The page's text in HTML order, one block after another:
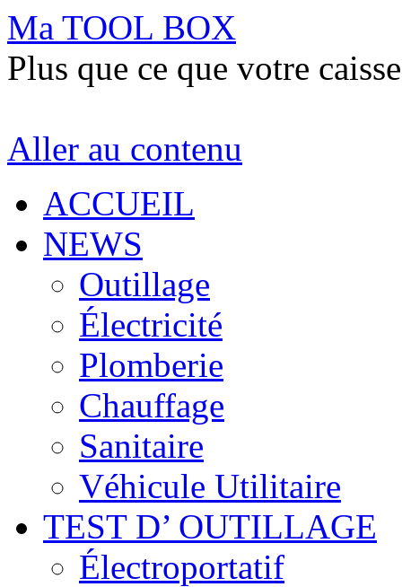
Ma TOOL BOX
Plus que ce que votre
Aller au contenu
ACCUEIL
NEWS
Outillage
Électricité
Plomberie
Chauffage
Sanitaire
Véhicule Utilitaire
TEST D’ OUTILLAGE
Électroportatif